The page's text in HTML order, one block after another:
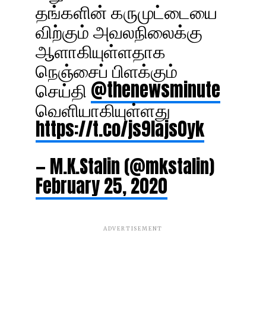
தங்களின் கருமுட்டையை
விற்கும் அவலநிலைக்கு
ஆளாகியுள்ளதாக
நெஞ்சைப் பிளக்கும்
செய்தி@thenewsminute
வெளியாகியுள்ளது
https://t.co/js9lajs0yk
— M.K.Stalin (@mkstalin)
February 25, 2020
ADVERTISEMENT